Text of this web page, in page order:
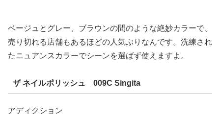
ベージュとグレー、ブラウンの間のような絶妙カラーで、
売り切れる店舗もあるほどの人気ぶりなんです。洗練され
たニュアンスカラーでシーンを選ばず使えますよ。
ザ ネイルポリッシュ 009C Singita
アディクション